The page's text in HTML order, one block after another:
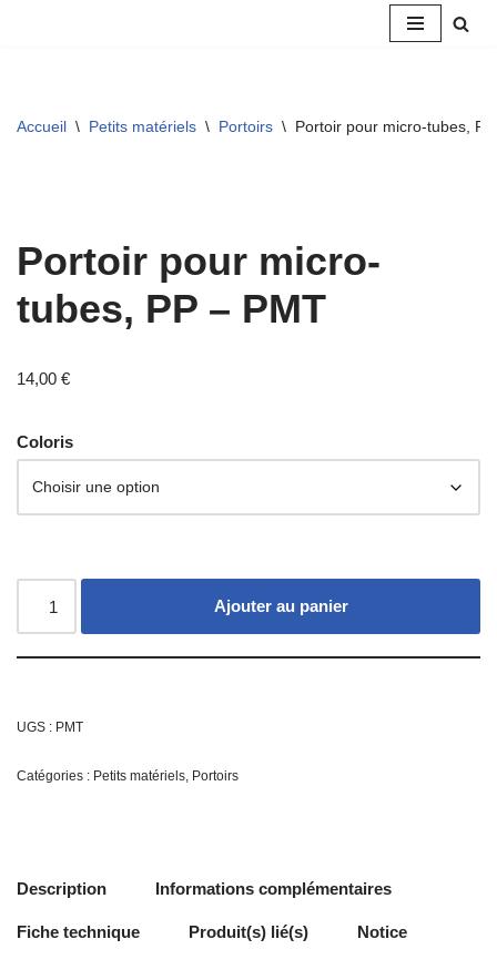
Accueil \ Petits matériels \ Portoirs \ Portoir pour micro-tubes,
Portoir pour micro-
tubes, PP – PMT
14,00 €
Coloris
Ajouter au panier
UGS : PMT
Catégories : Petits matériels, Portoirs
Description Informations complémentaires
Fiche technique Produit(s) lié(s) Notice